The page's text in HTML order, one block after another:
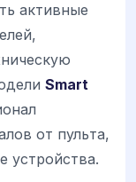
активные
Smart
от пульта,
устройства.